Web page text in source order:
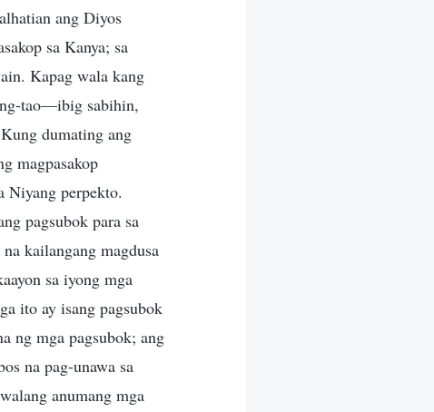
ang Diyos
sa Kanya; sa
Kapag wala kang
tao—ibig sabihin,
dumating ang
magpasakop
Niyang perpekto.
pagsubok para sa
kailangang magdusa
sa iyong mga
ito ay isang pagsubok
ng mga pagsubok; ang
na pag-unawa sa
anumang mga